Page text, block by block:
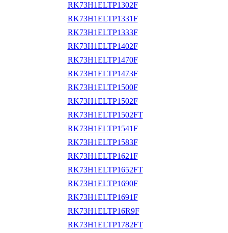
RK73H1ELTP1302F
RK73H1ELTP1331F
RK73H1ELTP1333F
RK73H1ELTP1402F
RK73H1ELTP1470F
RK73H1ELTP1473F
RK73H1ELTP1500F
RK73H1ELTP1502F
RK73H1ELTP1502FT
RK73H1ELTP1541F
RK73H1ELTP1583F
RK73H1ELTP1621F
RK73H1ELTP1652FT
RK73H1ELTP1690F
RK73H1ELTP1691F
RK73H1ELTP16R9F
RK73H1ELTP1782FT